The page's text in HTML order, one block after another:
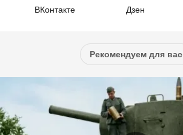
ВКонтакте Дзен
Рекомендуем для вас